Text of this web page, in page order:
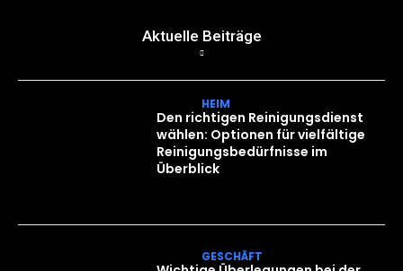
Aktuelle Beiträge
HEIM
Den richtigen Reinigungsdienst
wählen: Optionen für vielfältige
Reinigungsbedürfnisse im
Überblick
GESCHÄFT